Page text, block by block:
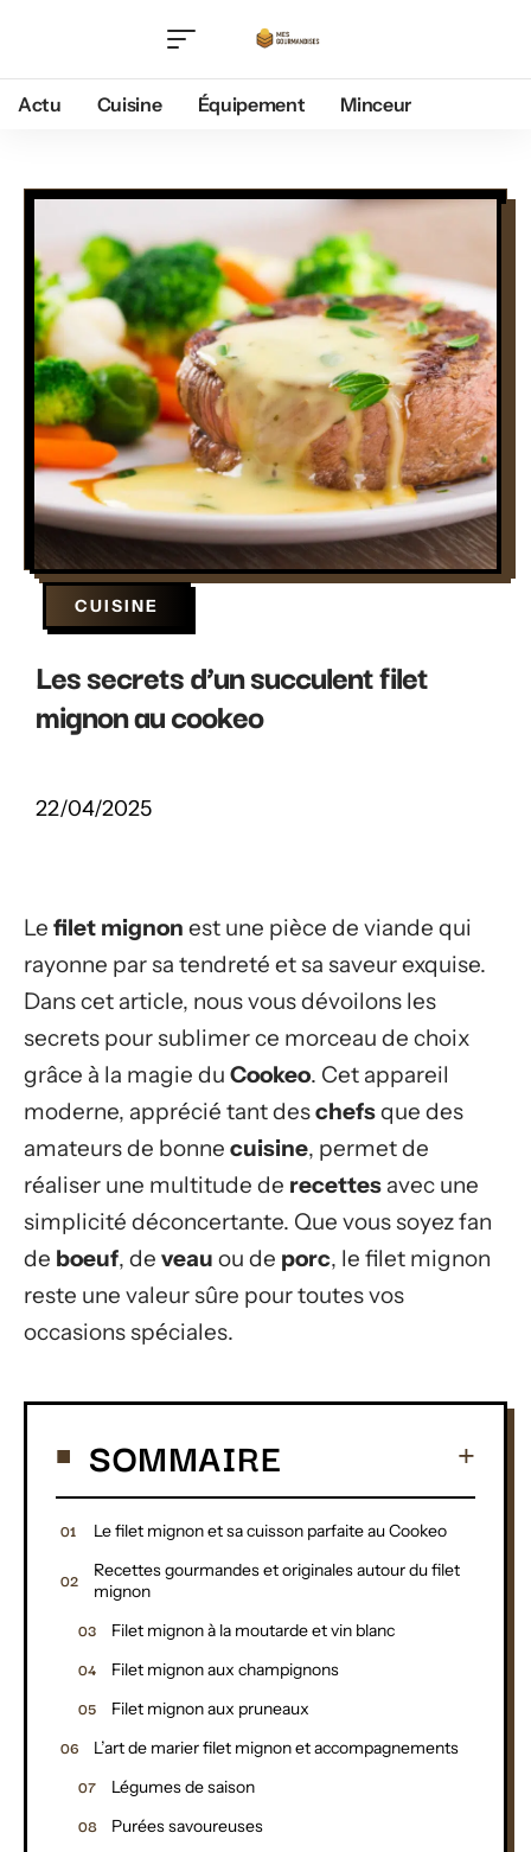
Actu Cuisine Équipement Minceur
CUISINE
Les secrets d’un succulent filet
mignon au cookeo
22/04/2025
Le filet mignon est une pièce de viande qui
rayonne par sa tendreté et sa saveur exquise.
Dans cet article, nous vous dévoilons les
secrets pour sublimer ce morceau de choix
grâce à la magie du Cookeo. Cet appareil
moderne, apprécié tant deschefsque des
amateurs de bonne cuisine, permet de
réaliser une multitude de recettes avec une
simplicité déconcertante. Que vous soyez fan
de boeuf, de veau ou de porc, le filet mignon
reste une valeur sûre pour toutes vos
occasions spéciales.
SOMMAIRE
Le filet mignon et sa cuisson parfaite au Cookeo
Recettes gourmandes et originales autour du filet
mignon
Filet mignon à la moutarde et vin blanc
Filet mignon aux champignons
Filet mignon aux pruneaux
L’art de marier filet mignon et accompagnements
Légumes de saison
Purées savoureuses